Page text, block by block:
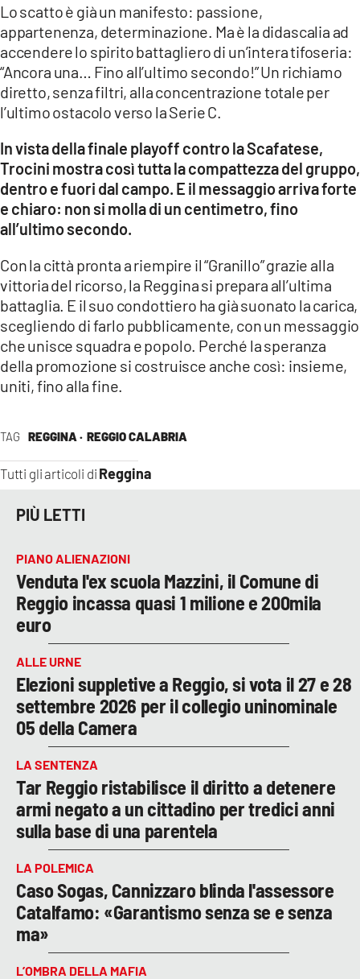
CATANZAROCHANNEL.IT
LACAPITALENEWS.IT
App
APPLE
TAG REGGINA · REGGIO CALABRIA
Tutti gli articoli di Reggina
Lo scatto è già un manifesto: passione,
appartenenza, determinazione. Ma è la didascalia ad
accendere lo spirito battagliero di un’intera tifoseria:
“Ancora una… Fino all’ultimo secondo!” Un richiamo
diretto, senza filtri, alla concentrazione totale per
l’ultimo ostacolo verso la Serie C.
In vista della finale playoff contro la Scafatese,
Trocini mostra così tutta la compattezza del gruppo,
dentro e fuori dal campo. E il messaggio arriva forte
e chiaro: non si molla di un centimetro, fino
all’ultimo secondo.
Con la città pronta a riempire il “Granillo” grazie alla
vittoria del ricorso, la Reggina si prepara all’ultima
battaglia. E il suo condottiero ha già suonato la carica,
scegliendo di farlo pubblicamente, con un messaggio
che unisce squadra e popolo. Perché la speranza
della promozione si costruisce anche così: insieme,
uniti, fino alla fine.
PIÙ LETTI
PIANO ALIENAZIONI
Venduta l'ex scuola Mazzini, il Comune di
Reggio incassa quasi 1 milione e 200mila
euro
ALLE URNE
Elezioni suppletive a Reggio, si vota il 27 e 28
settembre 2026 per il collegio uninominale
05 della Camera
LA SENTENZA
Tar Reggio ristabilisce il diritto a detenere
armi negato a un cittadino per tredici anni
sulla base di una parentela
LA POLEMICA
Caso Sogas, Cannizzaro blinda l'assessore
Catalfamo: «Garantismo senza se e senza
ma»
L’OMBRA DELLA MAFIA